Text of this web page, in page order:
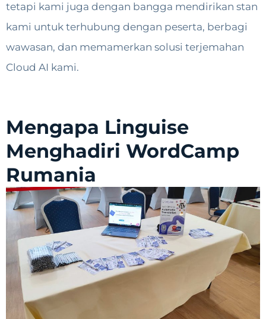
tetapi kami juga dengan bangga mendirikan stan
kami untuk terhubung dengan peserta, berbagi
wawasan, dan memamerkan solusi terjemahan
Cloud AI kami.
Mengapa Linguise
Menghadiri WordCamp
Rumania